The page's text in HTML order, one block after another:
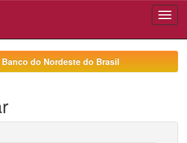
Banco do Nordeste do Brasil